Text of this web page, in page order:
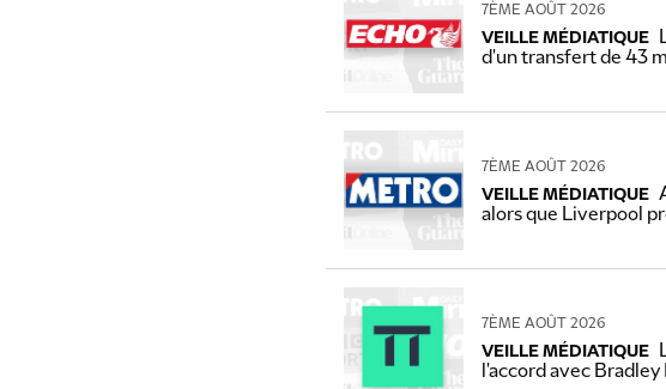
7ÈME AOÛT 2026
VEILLE MÉDIATIQUE
d'un transfert de 43
7ÈME AOÛT 2026
VEILLE MÉDIATIQUE
alors que Liverpool
7ÈME AOÛT 2026
VEILLE MÉDIATIQUE
l'accord avec